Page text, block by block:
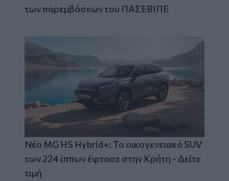
των παρεμβάσεων του ΠΑΣΕΒΙΠΕ
Νέο MG HS Hybrid+: Το οικογενειακό SUV
των 224 ίππων έφτασε στην Κρήτη - Δείτε
τιμή